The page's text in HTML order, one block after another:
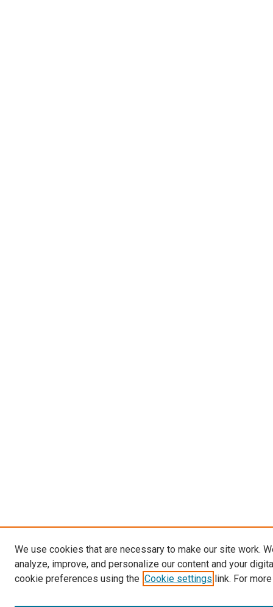
We use cookies that are necessary to make our site work.
analyze, improve, and personalize our content and your
cookie preferences using the Cookie settings link. For